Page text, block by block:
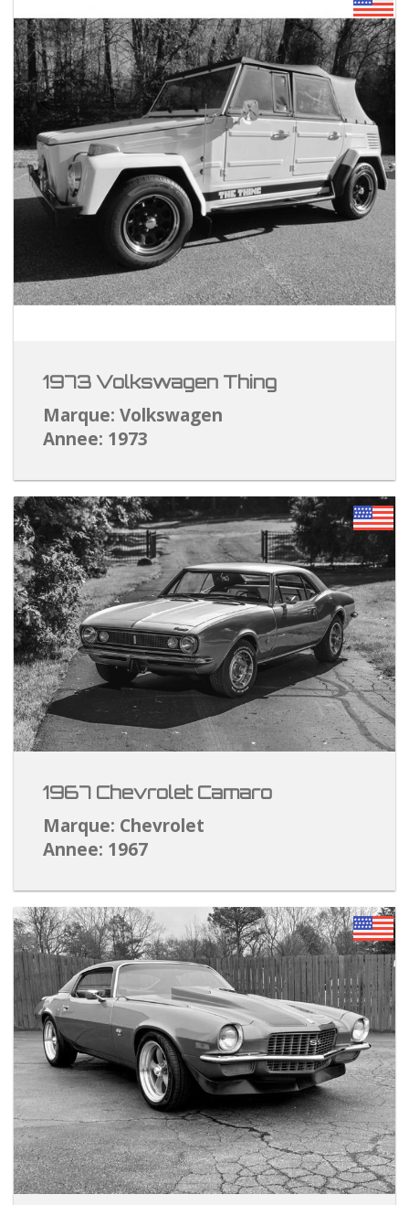
1973 Volkswagen Thing
Marque: Volkswagen
Annee: 1973
1967 Chevrolet Camaro
Marque: Chevrolet
Annee: 1967